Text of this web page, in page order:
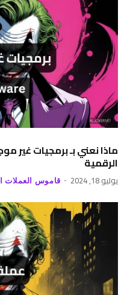
ماذا نعني بـ برمجيات غير
الرقمية
يوليو 18, 2024 قاموس العملات